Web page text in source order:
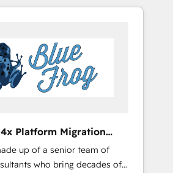
worldwide -In-house
www.bbdboom.com
we strengthen your
partner, we provide
your business forward.
are fully dedicated to
an experienced team
We prepare a customized
demonstrates the value
digital transformation,
Platform Migration
up of a senior team of
who bring decades of